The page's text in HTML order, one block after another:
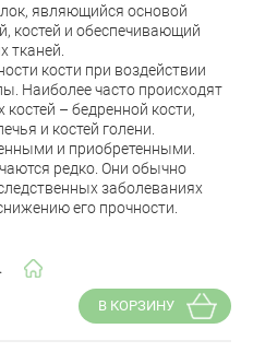
являющийся основой
костей и обеспечивающий
тканей.
кости при воздействии
Наиболее часто происходят
– бедренной кости,
и костей голени.
и приобретенными.
редко. Они обычно
заболеваниях
его прочности.
В КОРЗИНУ